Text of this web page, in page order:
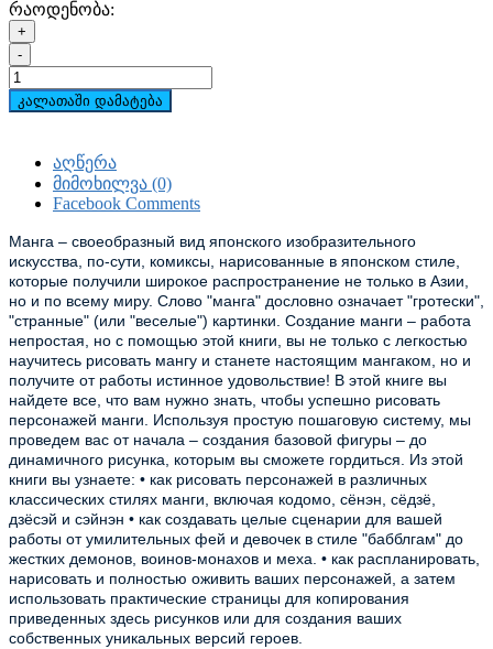
რაოდენობა:
+
-
კალათაში დამატება
აღწერა
მიმოხილვა (0)
Facebook Comments
Манга – своеобразный вид японского изобразительного
искусства, по-сути, комиксы, нарисованные в японском стиле,
которые получили широкое распространение не только в Азии,
но и по всему миру. Слово "манга" дословно означает "гротески",
"странные" (или "веселые") картинки. Создание манги – работа
непростая, но с помощью этой книги, вы не только с легкостью
научитесь рисовать мангу и станете настоящим мангаком, но и
получите от работы истинное удовольствие! В этой книге вы
найдете все, что вам нужно знать, чтобы успешно рисовать
персонажей манги. Используя простую пошаговую систему, мы
проведем вас от начала – создания базовой фигуры – до
динамичного рисунка, которым вы сможете гордиться. Из этой
книги вы узнаете: • как рисовать персонажей в различных
классических стилях манги, включая кодомо, сёнэн, сёдзё,
дзёсэй и сэйнэн • как создавать целые сценарии для вашей
работы от умилительных фей и девочек в стиле "бабблгам" до
жестких демонов, воинов-монахов и меха. • как распланировать,
нарисовать и полностью оживить ваших персонажей, а затем
использовать практические страницы для копирования
приведенных здесь рисунков или для создания ваших
собственных уникальных версий героев.